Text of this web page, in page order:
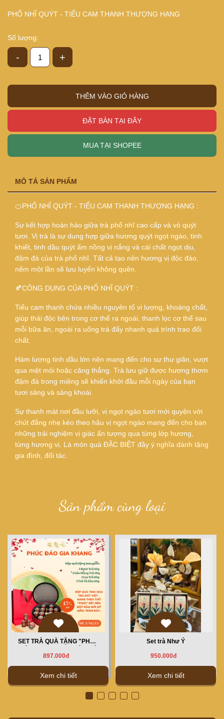
PHỔ NHĨ QUÝT - TIỂU CAM THANH THƯỢNG HẠNG
Số lượng:
- +
THÊM VÀO GIỎ HÀNG
ĐẶT BÀN TẠI ĐÂY
MUA TẠI SHOPEE
MÔ TẢ SẢN PHẨM
🍊PHỔ NHĨ QUÝT - TIỂU CAM THANH THƯỢNG HẠNG :
Sự kết hợp hoàn hảo giữa trà phổ nhĩ cao cấp và vỏ quýt
tươi. Vị trà là sự dung hợp giữa hương quýt ngọt ngào, tinh
khiết, tinh dầu quýt ấm nồng vị nắng và cái chất ngọt dịu,
đậm đà của trà phổ nhĩ. Tất cả tạo nên hương vị độc đáo,
nếm một lần sẽ lưu luyến không quên.
🍂CÔNG DỤNG CỦA PHỔ NHĨ QUÝT :
Tiểu cam thanh chứa nhiều nguyên tố vi lượng, khoáng chất,
giúp thải độc bên trong cơ thể ra ngoài, thanh lọc cơ thể sau
mỗi bữa ăn, ngoài ra uống trà đẩy nhanh quá trình trao đổi
chất.
Hàm lượng tinh dầu lớn nên mang đến cho sự thư giãn, vượt
qua mệt mỏi hoặc căng thẳng. Trà lưu giữ được hương thơm
đậm đà trong miệng sẽ khiến khởi đầu mỗi ngày của bạn
tươi sáng và sảng khoái.
Sự thanh mát nơi đầu lưỡi, vị ngọt ngào tươi mới quyện với
chút đắng nhẹ kéo theo hậu vị ngọt ngào mang đến cho bạn
những trải nghiệm vị giác ấn tượng qua từng lớp hương,
từng hương vị. Là món quà ĐẶC BIỆT đầy ý nghĩa dành tặng
gia đình, đối tác.
Sản phẩm cùng loại
SET TRÀ QUÀ TẶNG "PHÚC
897.000đ
Xem chi tiết
Set trà Như Ý
950.000đ
Xem chi tiết